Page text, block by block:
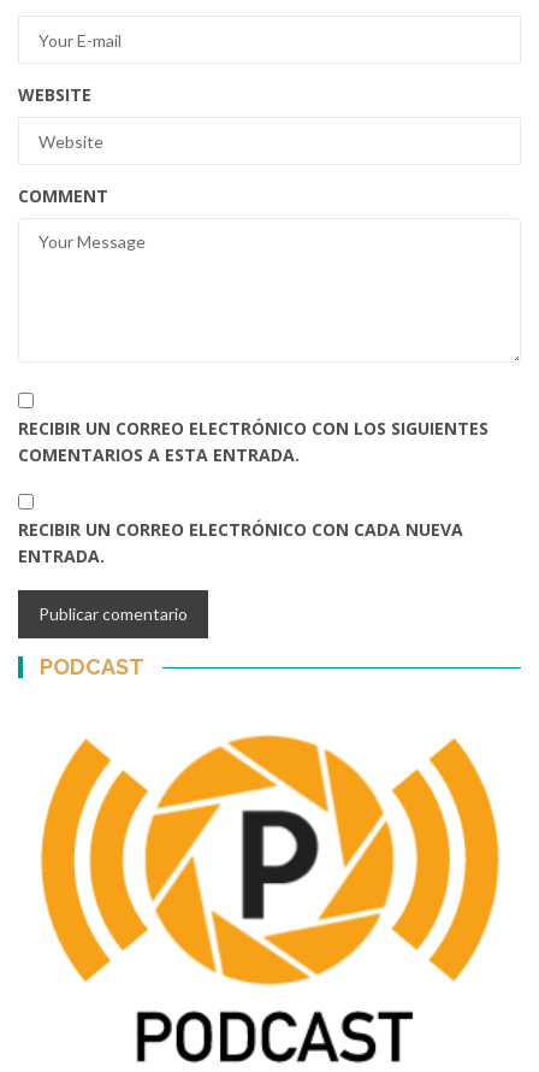
WEBSITE
COMMENT
RECIBIR UN CORREO ELECTRÓNICO CON LOS SIGUIENTES
COMENTARIOS A ESTA ENTRADA.
RECIBIR UN CORREO ELECTRÓNICO CON CADA NUEVA
ENTRADA.
PODCAST